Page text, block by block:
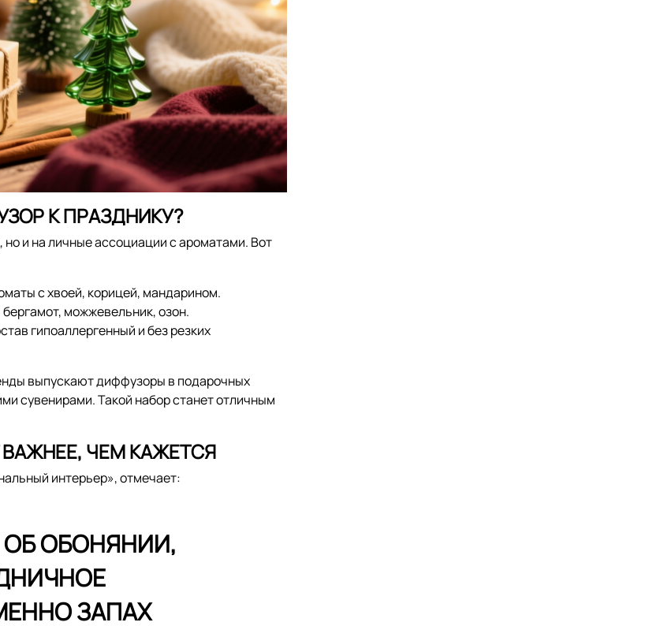
К ПРАЗДНИКУ?
и на личные ассоциации с ароматами. Вот
с хвоей, корицей, мандарином.
можжевельник, озон.
гипоаллергенный и без резких
выпускают диффузоры в подарочных
сувенирами. Такой набор станет отличным
ЧЕМ КАЖЕТСЯ
интерьер», отмечает:
ОБОНЯНИИ,
ЗАПАХ